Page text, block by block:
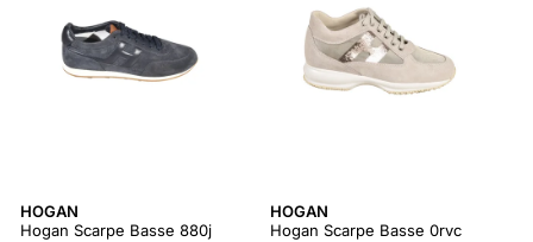
HOGAN
Hogan Scarpe Basse 880j
HOGAN
Hogan Scarpe Basse 0rvc